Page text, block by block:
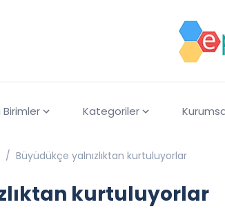
Birimler Kategoriler
/ Büyüdükçe yalnızlıktan kurtuluyorlar
kurtuluyorlar